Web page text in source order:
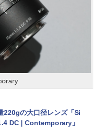
220gの大口径レンズ「Si
DC | Contemporary」